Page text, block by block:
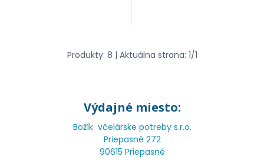
Produkty: 8 | Aktuálna strana: 1/1
Výdajné miesto:
Božík včelárske potreby s.r.o.
Priepasné 272
90615 Priepasné